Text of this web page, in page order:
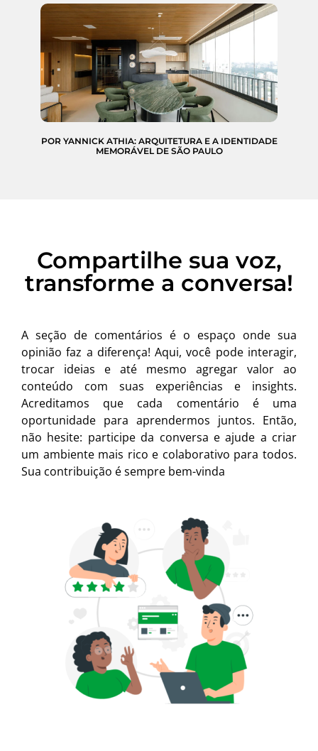
POR YANNICK ATHIA: ARQUITETURA E A IDENTIDADE
MEMORÁVEL DE SÃO PAULO
Compartilhe sua voz,
transforme a conversa!
A seção de comentários é o espaço onde sua
opinião faz a diferença! Aqui, você pode interagir,
trocar ideias e até mesmo agregar valor ao
conteúdo com suas experiências e insights.
Acreditamos que cada comentário é uma
oportunidade para aprendermos juntos. Então,
não hesite: participe da conversa e ajude a criar
um ambiente mais rico e colaborativo para todos.
Sua contribuição é sempre bem-vinda